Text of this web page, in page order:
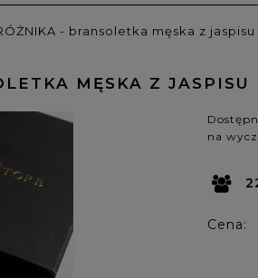
Morse'a Bransoletki znaki
- bransoletka męska z
MĘSKA Z JASPISU
na
Cena: